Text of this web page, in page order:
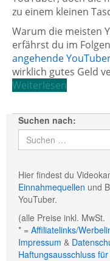
zu einem kleinen
Warum die meisten
erfährst du im
angehende
wirklich gutes Geld
Weiterlesen
Suchen nach:
Hier findest du
Einnahmequellen und
YouTuber.
(alle Preise inkl. MwSt.
* = Affiliatelinks/
Impressum &
Haftungsausschluss